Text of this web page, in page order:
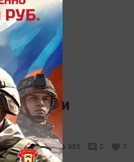
XV
среди
965 0 0